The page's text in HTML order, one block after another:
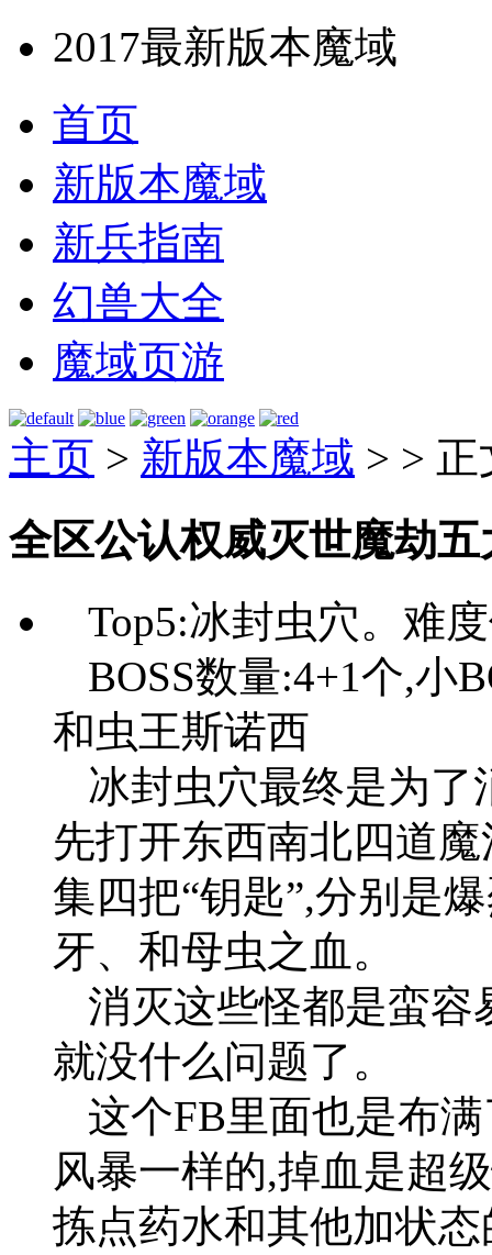
2017最新版本魔域
首页
新版本魔域
新兵指南
幻兽大全
魔域页游
主页 > 新版本魔域 > > 正
全区公认权威灭世魔劫
Top5:冰封虫穴。难
BOSS数量:4+1个,小
和虫王斯诺西
冰封虫穴最终是为
先打开东西南北四道
集四把“钥匙”,分别是
牙、和母虫之血。
消灭这些怪都是蛮容
就没什么问题了。
这个FB里面也是布
风暴一样的,掉血是超
拣点药水和其他加状